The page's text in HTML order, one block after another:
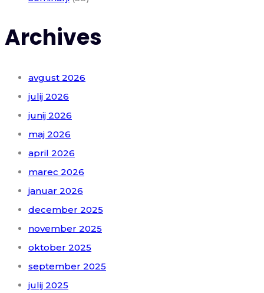
Archives
avgust 2026
julij 2026
junij 2026
maj 2026
april 2026
marec 2026
januar 2026
december 2025
november 2025
oktober 2025
september 2025
julij 2025